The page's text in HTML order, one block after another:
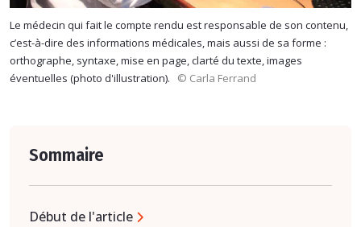
Le médecin qui fait le compte rendu est responsable de son contenu,
c’est-à-dire des informations médicales, mais aussi de sa forme :
orthographe, syntaxe, mise en page, clarté du texte, images
éventuelles (photo d'illustration).
© Carla Ferrand
Sommaire
Début de l'article